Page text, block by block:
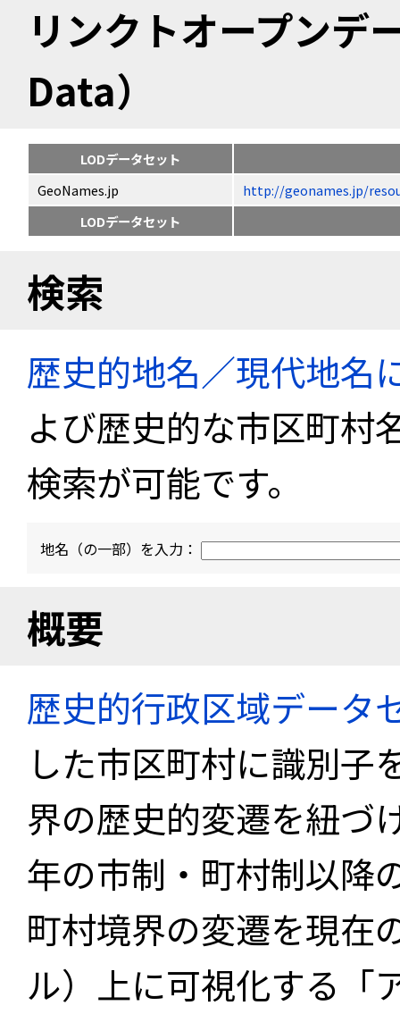
リンクトオープン
Data）
LODデータセット
GeoNames.jp
http://geonames.jp/
LODデータセット
検索
歴史的地名／現代地名
よび歴史的な市区町村
検索が可能です。
地名（の一部）を入力：
概要
歴史的行政区域データ
した市区町村に識別子
界の歴史的変遷を紐づ
年の市制・町村制以降
町村境界の変遷を現在
ル）上に可視化する「